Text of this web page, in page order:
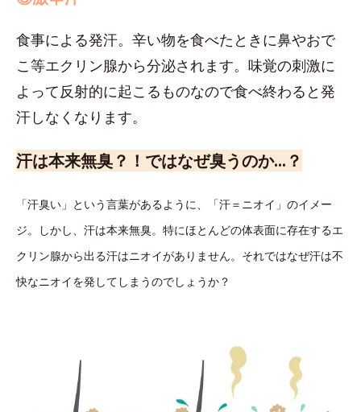
食事による発汗。辛い物を食べたときに鼻やおで
こ等エクリン腺から分泌されます。味覚の刺激に
よって反射的に起こるものなので食べ終わると発
汗しなくなります。
汗は本来無臭？！ではなぜ臭うのか…？
「汗臭い」という言葉があるように、「汗＝ニオイ」のイメー
ジ。しかし、汗は本来無臭。特にほとんどの体表面に存在するエ
クリン腺から出る汗はニオイがありません。それではなぜ汗は不
快なニオイを発してしまうのでしょうか？